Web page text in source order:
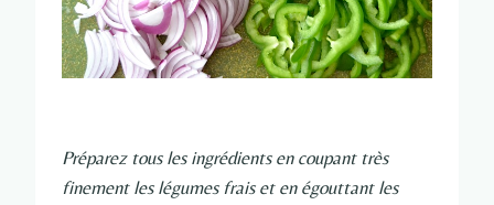
Préparez tous les ingrédients en coupant très
finement les légumes frais et en égouttant les